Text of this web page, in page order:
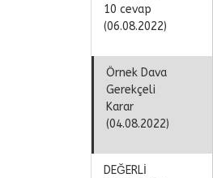
10 cevap
(06.08.2022)
Örnek Dava
Gerekçeli
Karar
(04.08.2022)
DEĞERLİ